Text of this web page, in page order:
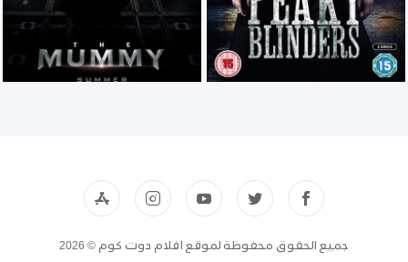
جميع الحقوق محفوظة لموقع افلام دوت كوم © 2026